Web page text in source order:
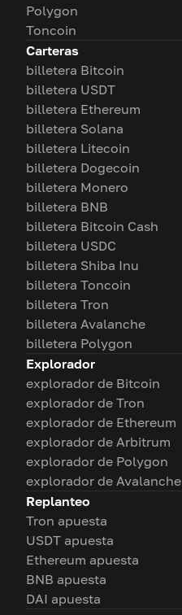
Polygon
Toncoin
Carteras
billetera Bitcoin
billetera USDT
billetera Ethereum
billetera Solana
billetera Litecoin
billetera Dogecoin
billetera Monero
billetera BNB
billetera Bitcoin Cash
billetera USDC
billetera Shiba Inu
billetera Toncoin
billetera Tron
billetera Avalanche
billetera Polygon
Explorador
explorador de Bitcoin
explorador de Tron
explorador de Ethereum
explorador de Arbitrum
explorador de Polygon
explorador de Avalanche
Replanteo
Tron apuesta
USDT apuesta
Ethereum apuesta
BNB apuesta
DAI apuesta